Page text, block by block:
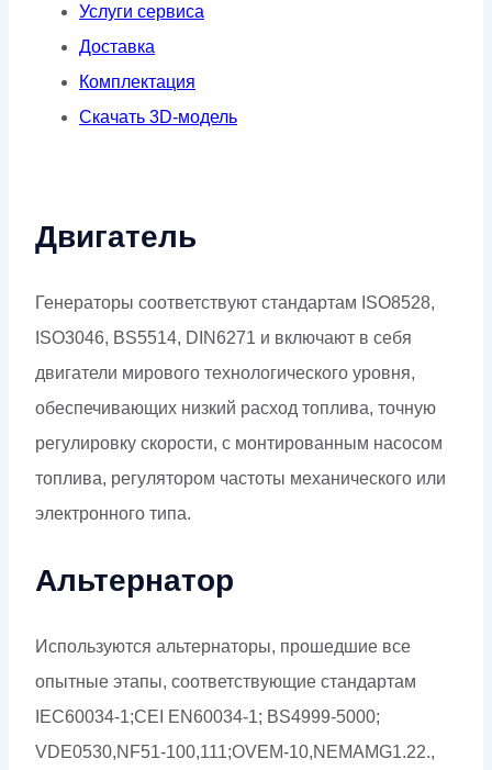
Услуги сервиса
Доставка
Комплектация
Скачать 3D-модель
Двигатель
Генераторы соответствуют стандартам ISO8528,
ISO3046, BS5514, DIN6271 и включают в себя
двигатели мирового технологического уровня,
обеспечивающих низкий расход топлива, точную
регулировку скорости, с монтированным насосом
топлива, регулятором частоты механического или
электронного типа.
Альтернатор
Используются альтернаторы, прошедшие все
опытные этапы, соответствующие стандартам
IEC60034-1;CEI EN60034-1; BS4999-5000;
VDE0530,NF51-100,111;OVEM-10,NEMAMG1.22.,